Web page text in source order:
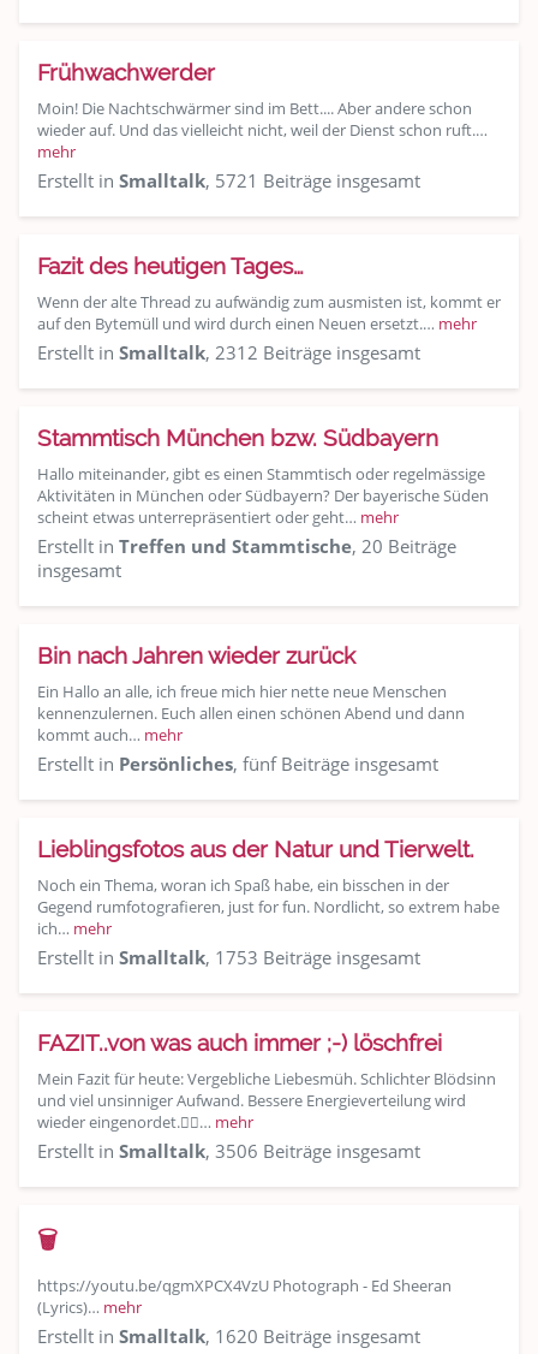
Frühwachwerder
Moin! Die Nachtschwärmer sind im Bett.... Aber andere schon
wieder auf. Und das vielleicht nicht, weil der Dienst schon ruft.…
mehr
Erstellt in Smalltalk, 5721 Beiträge insgesamt
Fazit des heutigen Tages…
Wenn der alte Thread zu aufwändig zum ausmisten ist, kommt er
auf den Bytemüll und wird durch einen Neuen ersetzt.… mehr
Erstellt in Smalltalk, 2312 Beiträge insgesamt
Stammtisch München bzw. Südbayern
Hallo miteinander, gibt es einen Stammtisch oder regelmässige
Aktivitäten in München oder Südbayern? Der bayerische Süden
scheint etwas unterrepräsentiert oder geht… mehr
Erstellt in Treffen und Stammtische, 20 Beiträge
insgesamt
Bin nach Jahren wieder zurück
Ein Hallo an alle, ich freue mich hier nette neue Menschen
kennenzulernen. Euch allen einen schönen Abend und dann
kommt auch… mehr
Erstellt in Persönliches, fünf Beiträge insgesamt
Lieblingsfotos aus der Natur und Tierwelt.
Noch ein Thema, woran ich Spaß habe, ein bisschen in der
Gegend rumfotografieren, just for fun. Nordlicht, so extrem habe
ich… mehr
Erstellt in Smalltalk, 1753 Beiträge insgesamt
FAZIT..von was auch immer ;-) löschfrei
Mein Fazit für heute: Vergebliche Liebesmüh. Schlichter Blödsinn
und viel unsinniger Aufwand. Bessere Energieverteilung wird
wieder eingenordet.👍🏽… mehr
Erstellt in Smalltalk, 3506 Beiträge insgesamt
🗑
https://youtu.be/qgmXPCX4VzU Photograph - Ed Sheeran
(Lyrics)… mehr
Erstellt in Smalltalk, 1620 Beiträge insgesamt